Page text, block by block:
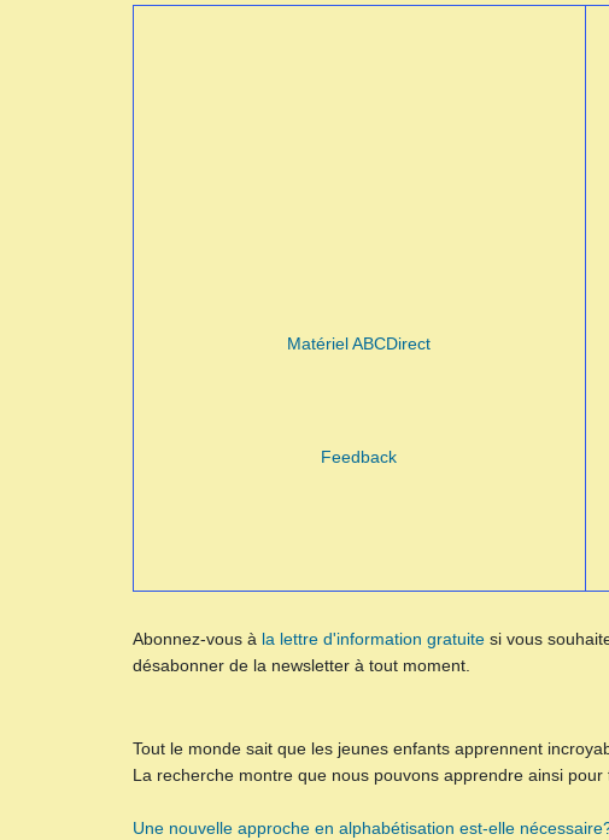
Matériel ABCDirect
Feedback
Abonnez-vous à la lettre d'information gratuitesi vous
désabonner de la newsletter à tout moment.
Tout le monde sait que les jeunes enfants apprennent
La recherche montre que nous pouvons apprendre ainsi
Une nouvelle approche en alphabétisation est-elle